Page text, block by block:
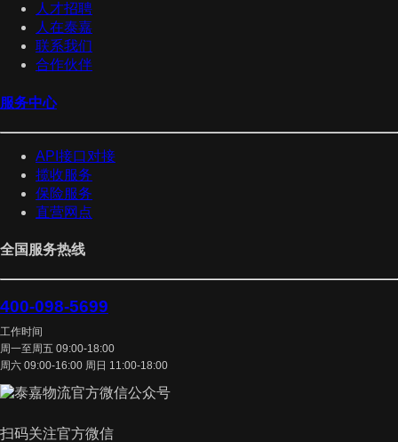
人才招聘
人在泰嘉
联系我们
合作伙伴
服务中心
API接口对接
揽收服务
保险服务
直营网点
全国服务热线
400-098-5699
工作时间
周一至周五 09:00-18:00
周六 09:00-16:00 周日 11:00-18:00
扫码关注官方微信